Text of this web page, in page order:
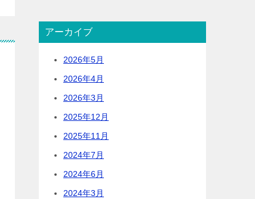
アーカイブ
2026年5月
2026年4月
2026年3月
2025年12月
2025年11月
2024年7月
2024年6月
2024年3月